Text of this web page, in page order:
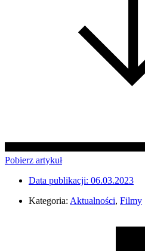
Pobierz artykuł
Data publikacji: 06.03.2023
Kategoria: Aktualności, Filmy